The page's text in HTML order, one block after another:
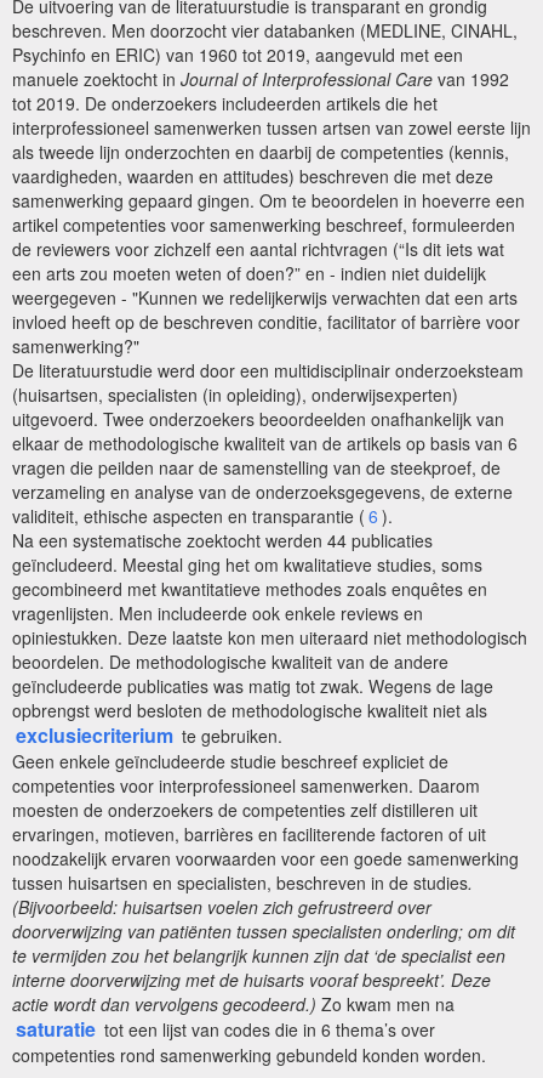
De uitvoering van de literatuurstudie is transparant en grondig
beschreven. Men doorzocht vier databanken (MEDLINE, CINAHL,
Psychinfo en ERIC) van 1960 tot 2019, aangevuld met een
manuele zoektocht in Journal of Interprofessional Care van 1992
tot 2019. De onderzoekers includeerden artikels die het
interprofessioneel samenwerken tussen artsen van zowel eerste lijn
als tweede lijn onderzochten en daarbij de competenties (kennis,
vaardigheden, waarden en attitudes) beschreven die met deze
samenwerking gepaard gingen. Om te beoordelen in hoeverre een
artikel competenties voor samenwerking beschreef, formuleerden
de reviewers voor zichzelf een aantal richtvragen (“Is dit iets wat
een arts zou moeten weten of doen?” en - indien niet duidelijk
weergegeven - "Kunnen we redelijkerwijs verwachten dat een arts
invloed heeft op de beschreven conditie, facilitator of barrière voor
samenwerking?"
De literatuurstudie werd door een multidisciplinair onderzoeksteam
(huisartsen, specialisten (in opleiding), onderwijsexperten)
uitgevoerd. Twee onderzoekers beoordeelden onafhankelijk van
elkaar de methodologische kwaliteit van de artikels op basis van 6
vragen die peilden naar de samenstelling van de steekproef, de
verzameling en analyse van de onderzoeksgegevens, de externe
validiteit, ethische aspecten en transparantie ( 6 ).
Na een systematische zoektocht werden 44 publicaties
geïncludeerd. Meestal ging het om kwalitatieve studies, soms
gecombineerd met kwantitatieve methodes zoals enquêtes en
vragenlijsten. Men includeerde ook enkele reviews en
opiniestukken. Deze laatste kon men uiteraard niet methodologisch
beoordelen. De methodologische kwaliteit van de andere
geïncludeerde publicaties was matig tot zwak. Wegens de lage
opbrengst werd besloten de methodologische kwaliteit niet als
exclusiecriterium te gebruiken.
Geen enkele geïncludeerde studie beschreef expliciet de
competenties voor interprofessioneel samenwerken. Daarom
moesten de onderzoekers de competenties zelf distilleren uit
ervaringen, motieven, barrières en faciliterende factoren of uit
noodzakelijk ervaren voorwaarden voor een goede samenwerking
tussen huisartsen en specialisten, beschreven in de studies.
(Bijvoorbeeld: huisartsen voelen zich gefrustreerd over
doorverwijzing van patiënten tussen specialisten onderling; om dit
te vermijden zou het belangrijk kunnen zijn dat ‘de specialist een
interne doorverwijzing met de huisarts vooraf bespreekt’. Deze
actie wordt dan vervolgens gecodeerd.) Zo kwam men na
saturatie tot een lijst van codes die in 6 thema’s over
competenties rond samenwerking gebundeld konden worden.